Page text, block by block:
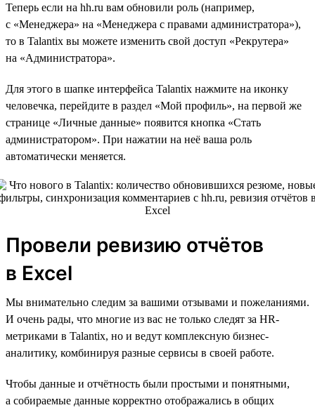
Теперь если на hh.ru вам обновили роль (например,
с «Менеджера» на «Менеджера с правами администратора»),
то в Talantix вы можете изменить свой доступ «Рекрутера»
на «Администратора».
Для этого в шапке интерфейса Talantix нажмите на иконку
человечка, перейдите в раздел «Мой профиль», на первой же
странице «Личные данные» появится кнопка «Стать
администратором». При нажатии на неё ваша роль
автоматически меняется.
Провели ревизию отчётов
в Excel
Мы внимательно следим за вашими отзывами и пожеланиями.
И очень рады, что многие из вас не только следят за HR-
метриками в Talantix, но и ведут комплексную бизнес-
аналитику, комбинируя разные сервисы в своей работе.
Чтобы данные и отчётность были простыми и понятными,
а собираемые данные корректно отображались в общих